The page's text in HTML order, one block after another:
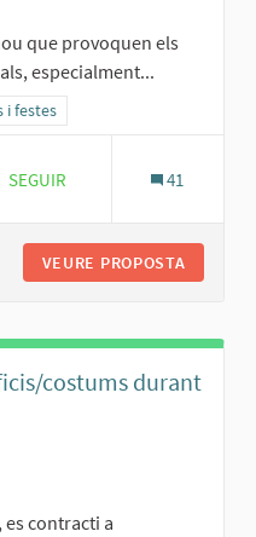
que provoquen els
especialment...
Sencelles poble i Jornets -
i festes
10 SEGUIDORES
SEGUIR 41
VEURE PROPOSTA
costums durant
contracti a